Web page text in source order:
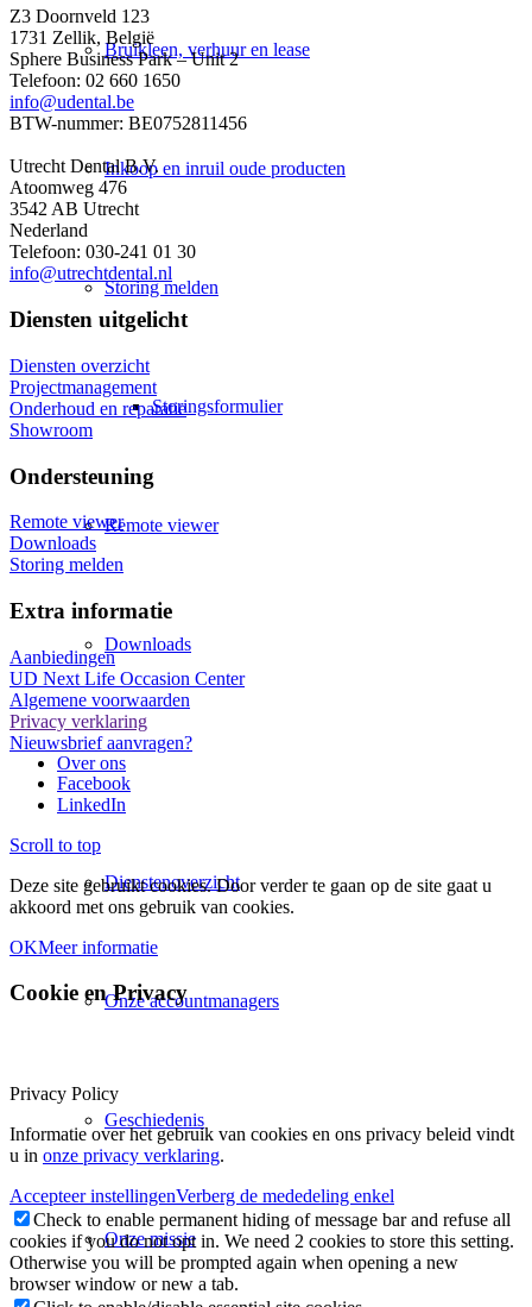
Bruikleen, verhuur en lease
Inkoop en inruil oude producten
Storing melden
Storingsformulier
Remote viewer
Downloads
Over ons
Dienstenoverzicht
Onze accountmanagers
Geschiedenis
Onze missie
Z3 Doornveld 123
1731 Zellik, België
Sphere Business Park – Unit 2
Telefoon: 02 660 1650
info@udental.be
BTW-nummer: BE0752811456
Utrecht Dental B.V.
Atoomweg 476
3542 AB Utrecht
Nederland
Telefoon: 030-241 01 30
info@utrechtdental.nl
Diensten uitgelicht
Diensten overzicht
Projectmanagement
Onderhoud en reparatie
Showroom
Ondersteuning
Remote viewer
Downloads
Storing melden
Extra informatie
Aanbiedingen
UD Next Life Occasion Center
Algemene voorwaarden
Privacy verklaring
Nieuwsbrief aanvragen?
Facebook
LinkedIn
Scroll to top
Deze site gebruikt cookies. Door verder te gaan op de site gaat u
akkoord met ons gebruik van cookies.
OKMeer informatie
Cookie en Privacy
Privacy Policy
Informatie over het gebruik van cookies en ons privacy beleid vindt
u in onze privacy verklaring.
Accepteer instellingenVerberg de mededeling enkel
Check to enable permanent hiding of message bar and refuse all
cookies if you do not opt in. We need 2 cookies to store this setting.
Otherwise you will be prompted again when opening a new
browser window or new a tab.